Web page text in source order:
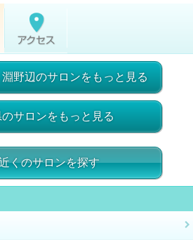
野辺のサロンをもっと見る
サロンをもっと見る
くのサロンを探す